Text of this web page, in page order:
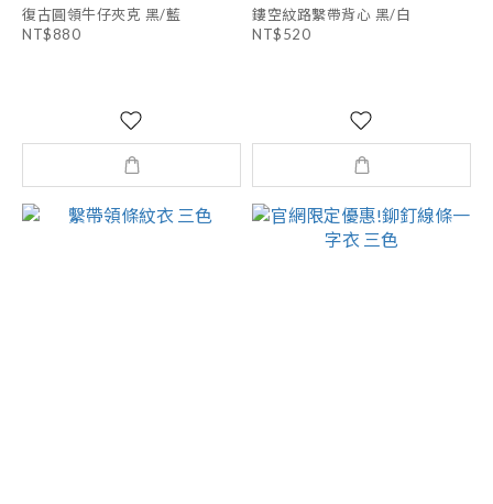
復古圓領牛仔夾克 黑/藍
NT$880
鏤空紋路繫帶背心 黑/白
NT$520